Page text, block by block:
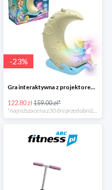
-23%
Gra interaktywna z projektorem Magia Gwiazd -23%
122.80 zł159.00 zł*
*najniższa cena z 30 dni przed obniżką